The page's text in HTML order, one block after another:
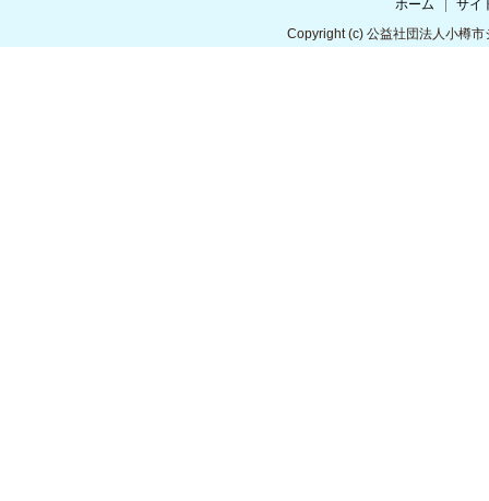
ホーム
サイ
Copyright(c) 公益社団法人小樽市